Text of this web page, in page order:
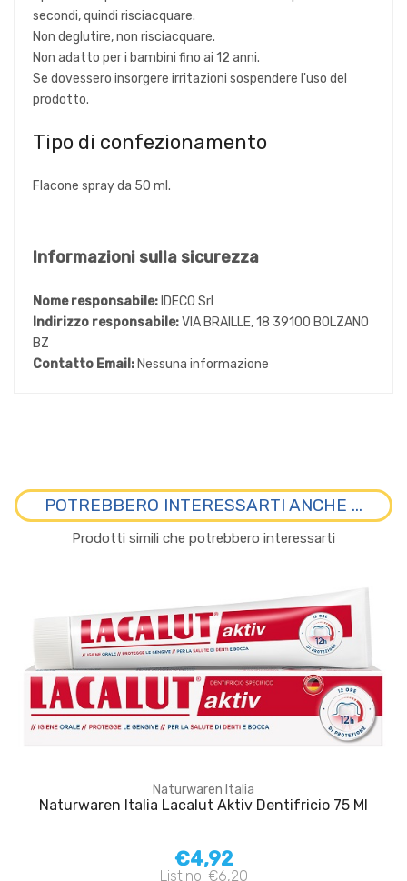
secondi, quindi risciacquare.
Non deglutire, non risciacquare.
Non adatto per i bambini fino ai 12 anni.
Se dovessero insorgere irritazioni sospendere l'uso del
prodotto.
Tipo di confezionamento
Flacone spray da 50 ml.
Informazioni sulla sicurezza
Nome responsabile: IDECO Srl
Indirizzo responsabile:VIA BRAILLE, 18 39100 BOLZANO
BZ
Contatto Email: Nessuna informazione
POTREBBERO INTERESSARTI ANCHE ...
Prodotti simili che potrebbero interessarti
Naturwaren Italia
Naturwaren Italia Lacalut Aktiv Dentifricio 75 Ml
€4,92
Listino: €6,20